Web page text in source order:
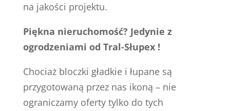
na jakości projektu.
Piękna nieruchomość? Jedynie z
ogrodzeniami od Tral-Słupex !
Chociaż bloczki gładkie i łupane są
przygotowaną przez nas ikoną – nie
ograniczamy oferty tylko do tych